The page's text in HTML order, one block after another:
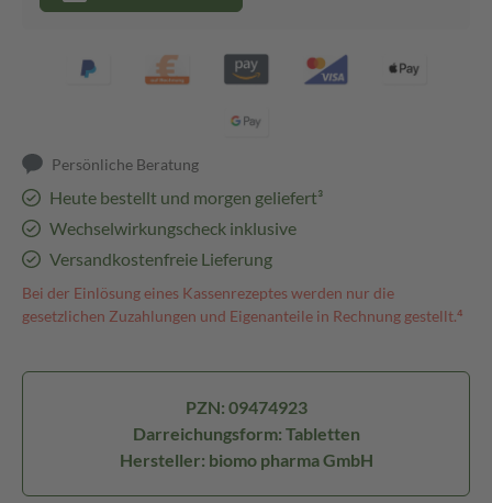
Persönliche Beratung
Heute bestellt und morgen geliefert³
Wechselwirkungscheck inklusive
Versandkostenfreie Lieferung
Bei der Einlösung eines Kassenrezeptes werden nur die
gesetzlichen Zuzahlungen und Eigenanteile in Rechnung gestellt.⁴
PZN: 09474923
Darreichungsform: Tabletten
Hersteller: biomo pharma GmbH